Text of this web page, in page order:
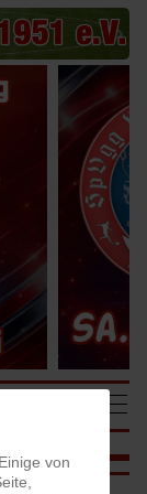
Off-
von